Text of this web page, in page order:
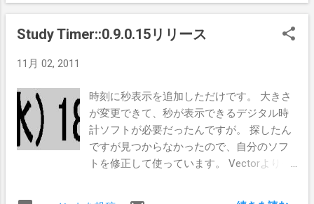
Study Timer::0.9.0.15リリース
11月 02, 2011
時刻に秒表示を追加しただけです。 大きさ
が変更できて、秒が表示できるデジタル時
計ソフトが必要だったんですが。 探したん
ですが見つからなかったので、自分のソフ
トを修正して使っています。 Vectorよりダ